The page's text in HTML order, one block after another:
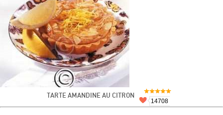
TARTE AMANDINE AU CITRON
14708